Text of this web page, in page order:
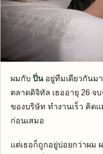
ผมกับ ปิ่นอยู่ทีมเดียวกันม
ตลาดดิจิทัล เธออายุ 26 จ
ของบริษัท ทำงานเร็ว คิด
ก่อนเสมอ
แต่เธอก็ถูกอยู่บ่อยกว่าผม